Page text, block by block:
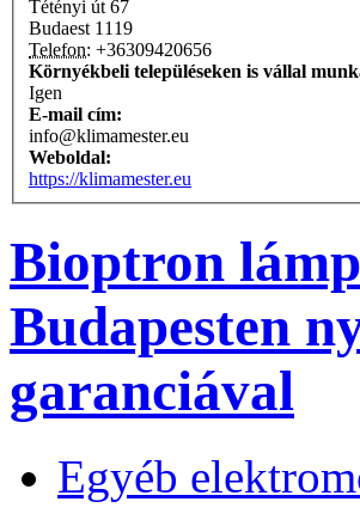
Tétényi út 67
Budaest 1119
Telefon: +36309420656
Környékbeli településeken is vállal
Igen
E-mail cím:
info@klimamester.eu
Weboldal:
https://klimamester.eu
Bioptron
Budapesten
garanciával
Egyéb